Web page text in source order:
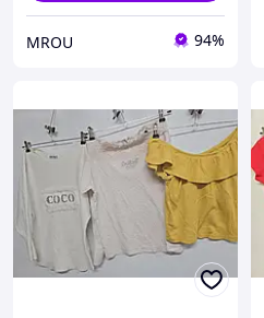
MROU 94%